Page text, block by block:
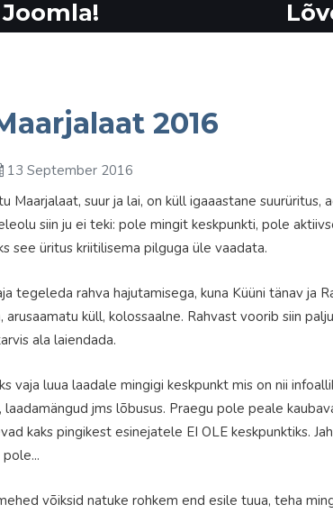
Joomla!
2016
13 September 2016
Maarjalaat, suur ja lai, on küll igaaastane
siin ju ei teki: pole mingit keskpunkti, pole
see üritus kriitilisema pilguga üle vaadata.
tegeleda rahva hajutamisega, kuna Küüni tänav ja
arusaamatu küll, kolossaalne. Rahvast voorib siin
ala laiendada.
vaja luua laadale mingigi keskpunkt mis on nii
laadamängud jms lõbusus. Praegu pole peale
kaks pingikest esinejatele EI OLE keskpunktiks.
võiksid natuke rohkem end esile tuua, teha